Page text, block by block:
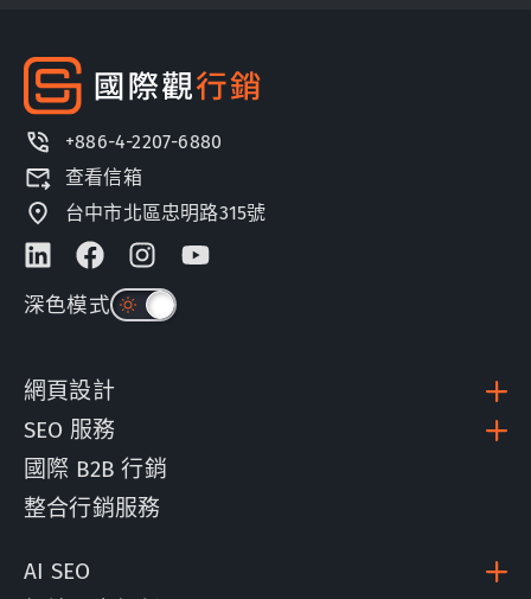
+886-4-2207-6880
查看信箱
台中市北區忠明路315號
深色模式
網頁設計
SEO 服務
國際 B2B 行銷
整合行銷服務
AI SEO